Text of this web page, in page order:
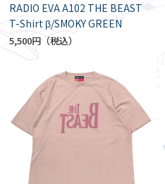
RADIO EVA A102 THE BEAST
T-Shirt β/SMOKY GREEN
5,500円